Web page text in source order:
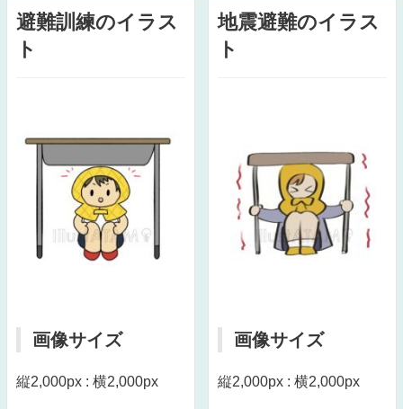
避難訓練のイラス
ト
画像サイズ
縦2,000px : 横2,000px
地震避難のイラス
ト
画像サイズ
縦2,000px : 横2,000px